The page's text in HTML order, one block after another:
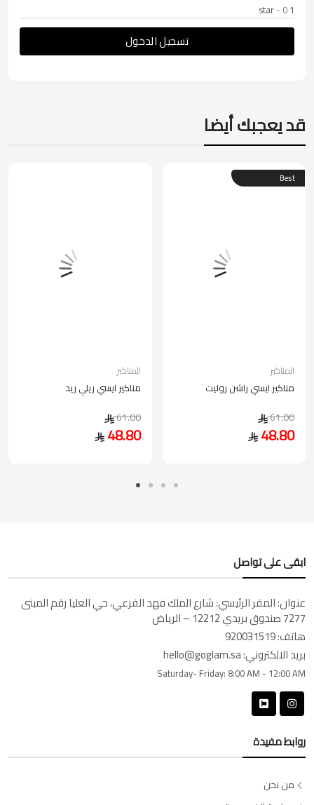
1 star
- 0
تسجيل الدخول
قد يعجبك أيضا
المناكير
مناكير ايسي ريلي ريد
61.00
48.80
Best
المناكير
مناكير ايسي راشن روليت
61.00
48.80
ابقى على تواصل
عنوان:المقر الرئيسي: شارع الملك فهد الفرعي، حي العليا رقم المبنى
7277 صندوق بريدي 12212 – الرياض
هاتف:920031519
بريد الالكتروني:hello@goglam.sa
Saturday- Friday: 8:00 AM - 12:00 AM
روابط مفيدة
من نحن